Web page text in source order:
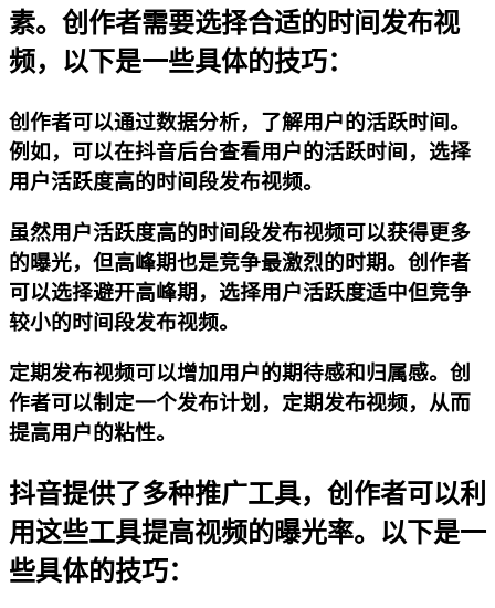
素。创作者需要选择合适的时间发布视
频，以下是一些具体的技巧：
创作者可以通过数据分析，了解用户的活跃时间。
例如，可以在抖音后台查看用户的活跃时间，选择
用户活跃度高的时间段发布视频。
虽然用户活跃度高的时间段发布视频可以获得更多
的曝光，但高峰期也是竞争最激烈的时期。创作者
可以选择避开高峰期，选择用户活跃度适中但竞争
较小的时间段发布视频。
定期发布视频可以增加用户的期待感和归属感。创
作者可以制定一个发布计划，定期发布视频，从而
提高用户的粘性。
抖音提供了多种推广工具，创作者可以利
用这些工具提高视频的曝光率。以下是一
些具体的技巧：